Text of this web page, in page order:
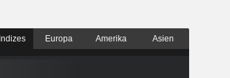
Indizes Europa Amerika Asien